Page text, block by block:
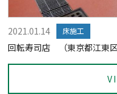
2021.01.14 床施工
回転寿司店 （東京都江東区